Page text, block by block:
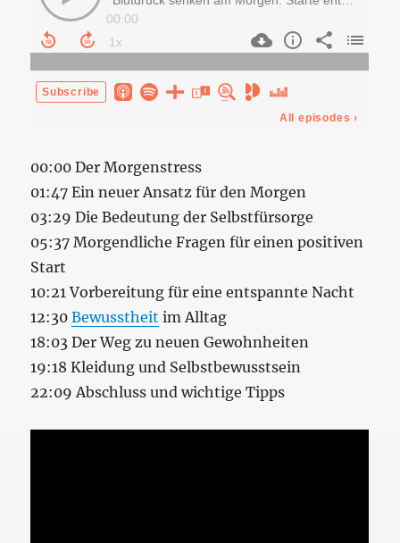
00:00 Der Morgenstress
01:47 Ein neuer Ansatz für den Morgen
03:29 Die Bedeutung der Selbstfürsorge
05:37 Morgendliche Fragen für einen positiven
Start
10:21 Vorbereitung für eine entspannte Nacht
12:30Bewusstheit im Alltag
18:03 Der Weg zu neuen Gewohnheiten
19:18 Kleidung und Selbstbewusstsein
22:09 Abschluss und wichtige Tipps